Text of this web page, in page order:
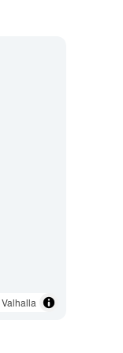
Valhalla